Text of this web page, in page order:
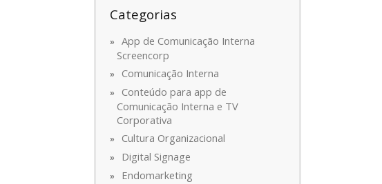
Categorias
App de Comunicação Interna
Screencorp
Comunicação Interna
Conteúdo para app de
Comunicação Interna e TV
Corporativa
Cultura Organizacional
Digital Signage
Endomarketing